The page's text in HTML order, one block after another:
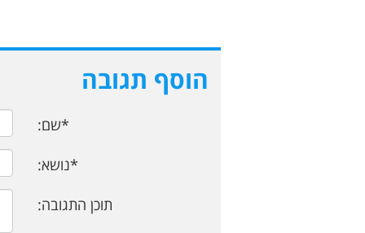
הוסף תגובה
*שם:
*נושא:
תוכן התגובה: